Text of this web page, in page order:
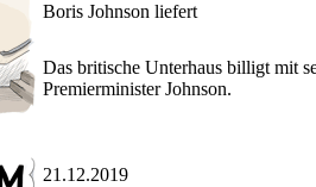
Boris Johnson liefert
Das britische Unterhaus billigt mit
Premierminister Johnson.
21.12.2019